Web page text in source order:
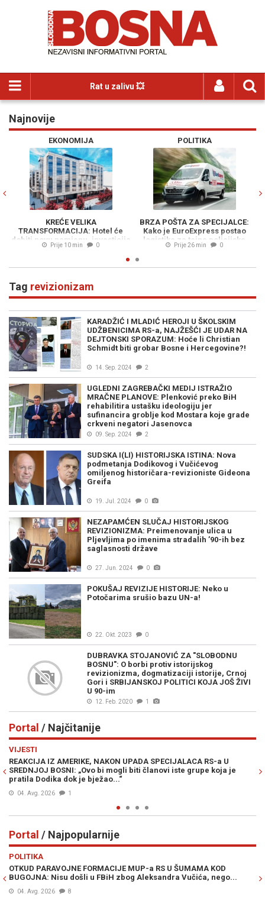
Rat u zalivu 💥
Najnovije
EKONOMIJA
KREĆE VELIKA
TRANSFORMACIJA: Hotel će
dobiti novu namjenu, investicija
vrijedna 23 miliona KM
Prije 10 min 0
POLITIKA
BRZA POŠTA ZA SPECIJALCE:
Kako je EuroExpress postao
logistika za tajne policijske
operacije MUP-a RS
Prije 26 min 0
Tag revizionizam
KARADŽIĆ I MLADIĆ HEROJI U ŠKOLSKIM
UDŽBENICIMA RS-a, NAJŽEŠĆI JE UDAR NA
DEJTONSKI SPORAZUM: Hoće li Christian
Schmidt biti grobar Bosne i Hercegovine?!
14. Sep. 2024 2
UGLEDNI ZAGREBAČKI MEDIJ ISTRAŽIO
MRAČNE PLANOVE: Plenković preko BiH
rehabilitira ustašku ideologiju jer
sufinancira groblje kod Mostara koje grade
crkveni negatori Jasenovca
09. Sep. 2024 2
SUDSKA I(LI) HISTORIJSKA ISTINA: Nova
podmetanja Dodikovog i Vučićevog
omiljenog historičara-revizioniste Gideona
Greifa
19. Jul. 2024 0
NEZAPAMĆEN SLUČAJ HISTORIJSKOG
REVIZIONIZMA: Preimenovanje ulica u
Pljevljima po imenima stradalih ’90-ih bez
saglasnosti države
27. Jun. 2024 0
POKUŠAJ REVIZIJE HISTORIJE: Neko u
Potočarima srušio bazu UN-a!
22. Okt. 2023 0
DUBRAVKA STOJANOVIĆ ZA "SLOBODNU
BOSNU": O borbi protiv istorijskog
revizionizma, dogmatizaciji istorije, Crnoj
Gori i SRBIJANSKOJ POLITICI KOJA JOŠ ŽIVI
U 90-im
12. Feb. 2020 1
Portal / Najčitanije
VIJESTI
REAKCIJA IZ AMERIKE, NAKON UPADA SPECIJALACA RS-a U
SREDNJOJ BOSNI: „Ovo bi mogli biti članovi iste grupe koja je
pratila Dodika dok je bježao...“
04. Avg. 2026 1
Portal / Najpopularnije
POLITIKA
OTKUD PARAVOJNE FORMACIJE MUP-a RS U ŠUMAMA KOD
BUGOJNA: Nisu došli u FBiH zbog Aleksandra Vučića, nego...
04. Avg. 2026 8